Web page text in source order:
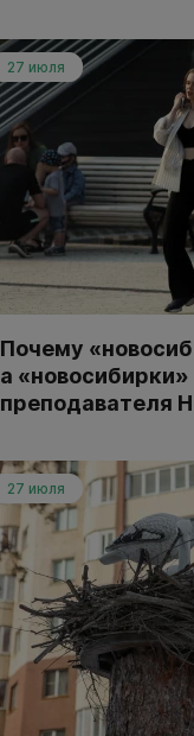
27 июля
Почему
а
преподавателя
27 июля